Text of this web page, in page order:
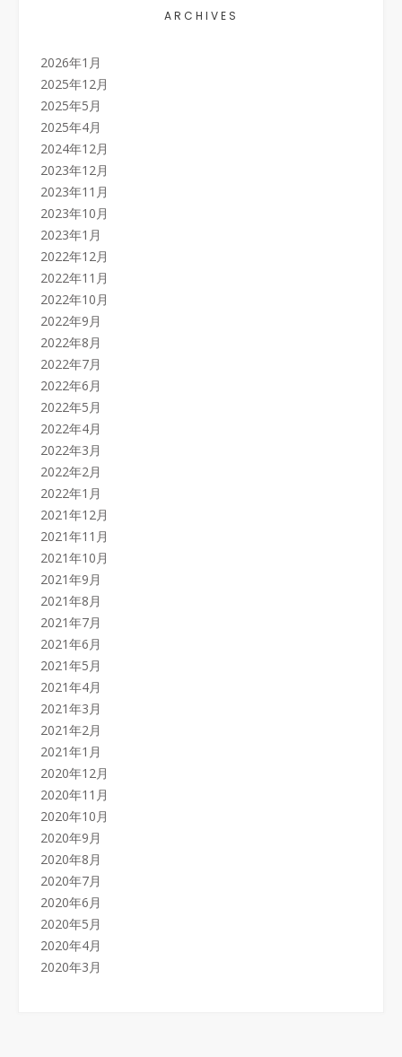
ARCHIVES
2026年1月
2025年12月
2025年5月
2025年4月
2024年12月
2023年12月
2023年11月
2023年10月
2023年1月
2022年12月
2022年11月
2022年10月
2022年9月
2022年8月
2022年7月
2022年6月
2022年5月
2022年4月
2022年3月
2022年2月
2022年1月
2021年12月
2021年11月
2021年10月
2021年9月
2021年8月
2021年7月
2021年6月
2021年5月
2021年4月
2021年3月
2021年2月
2021年1月
2020年12月
2020年11月
2020年10月
2020年9月
2020年8月
2020年7月
2020年6月
2020年5月
2020年4月
2020年3月